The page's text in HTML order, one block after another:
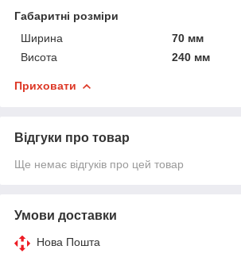
Габаритні розміри
Ширина
70 мм
Висота
240 мм
Приховати
Відгуки про товар
Ще немає відгуків про цей товар
Умови доставки
Нова Пошта